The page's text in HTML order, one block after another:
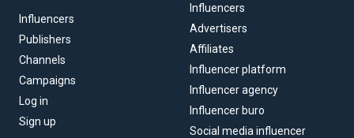
Influencers
Publishers
Channels
Campaigns
Log in
Sign up
Influencers
Advertisers
Affiliates
Influencer platform
Influencer agency
Influencer buro
Social media influencer